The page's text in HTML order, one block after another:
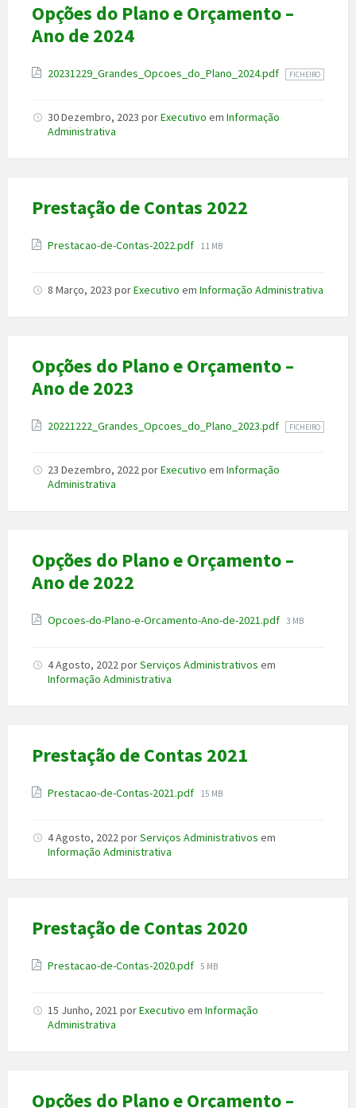
Opções do Plano e Orçamento –
Ano de 2024
Anexo
20231229_Grandes_Opcoes_do_Plano_2024.pdf FICHEIRO
30 Dezembro, 2023 porExecutivo em Informação
Administrativa
Prestação de Contas 2022
Anexo
Prestacao-de-Contas-2022.pdf File
11 MB
8 Março, 2023 porExecutivo em Informação Administrativa
Opções do Plano e Orçamento –
Ano de 2023
Anexo
20221222_Grandes_Opcoes_do_Plano_2023.pdf FICHEIRO
23 Dezembro, 2022porExecutivo em Informação
Administrativa
Opções do Plano e Orçamento –
Ano de 2022
Anexo
Opcoes-do-Plano-e-Orcamento-Ano-de-2021.pdf File
3 MB
4 Agosto, 2022porServiços Administrativos em
Informação Administrativa
Prestação de Contas 2021
Anexo
Prestacao-de-Contas-2021.pdf File
15 MB
4 Agosto, 2022porServiços Administrativos em
Informação Administrativa
Prestação de Contas 2020
Anexo
Prestacao-de-Contas-2020.pdf File
5 MB
15 Junho, 2021 porExecutivo em Informação
Administrativa
Opções do Plano e Orçamento –